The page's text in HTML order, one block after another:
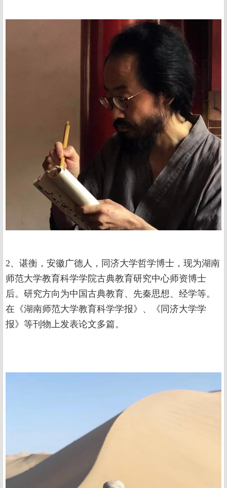
2、谌衡，安徽广德人，同济大学哲学博士，现为湖南
师范大学教育科学学院古典教育研究中心师资博士
后。研究方向为中国古典教育、先秦思想、经学等。
在《湖南师范大学教育科学学报》、《同济大学学
报》等刊物上发表论文多篇。